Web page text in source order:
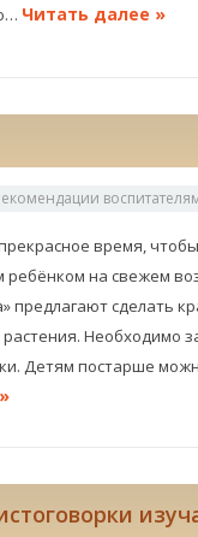
Читать далее »
время,
ребёнком на свежем
предлагают сделать
Необходимо
Детям постарше